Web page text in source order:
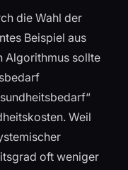
die Wahl der
Beispiel aus
Algorithmus sollte
Weil
oft weniger